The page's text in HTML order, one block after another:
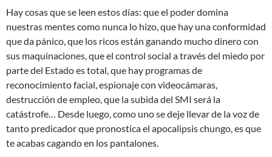
Hay cosas que se leen estos días: que el poder domina
nuestras mentes como nunca lo hizo, que hay una conformidad
que da pánico, que los ricos están ganando mucho dinero con
sus maquinaciones, que el control social a través del miedo por
parte del Estado es total, que hay programas de
reconocimiento facial, espionaje con videocámaras,
destrucción de empleo, que la subida del SMI será la
catástrofe… Desde luego, como uno se deje llevar de la voz de
tanto predicador que pronostica el apocalipsis chungo, es que
te acabas cagando en los pantalones.